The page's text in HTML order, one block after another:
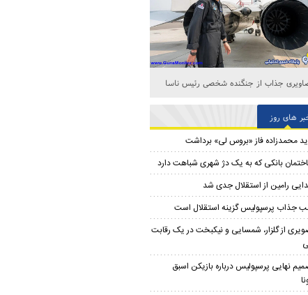
جذاب از جنگنده شخصی رئیس ناسا
های روز
محمدزاده فاز «بروس لی» برداشت
بانکی که به یک دژ شهری شباهت دارد
رامین از استقلال جدی شد
جذاب پرسپولیس گزینه استقلال است
از گلزار، شمسایی و نیکبخت در یک رقابت
نهایی پرسپولیس درباره بازیکن اسبق